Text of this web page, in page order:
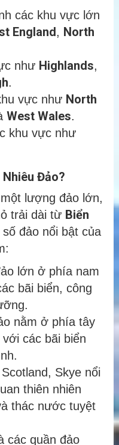
các khu vực lớn
England, North
như Highlands,
.
vực như North
West Wales.
khu vực như
Đảo?
lượng đảo lớn,
trải dài từ Biển
đảo nổi bật của
lớn ở phía nam
bãi biển, công
nằm ở phía tây
các bãi biển
Skye nổi
thiên nhiên
thác nước tuyệt
các quần đảo